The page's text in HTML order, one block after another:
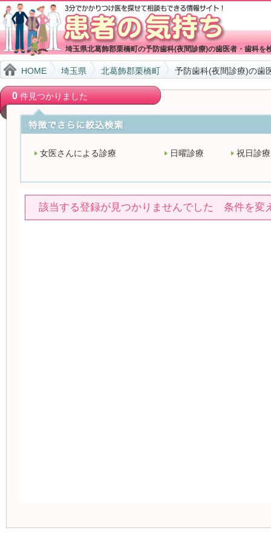
埼玉県北葛飾郡栗橋町の予防歯科(夜間診療)の歯医者・歯科を
HOME 埼玉県 北葛飾郡栗橋町 予防歯科(夜間診療)の歯
0件見つかりました
女医さんによる診療 日曜診療 祝日診療
該当する登録が見つかりませんでした 条件を